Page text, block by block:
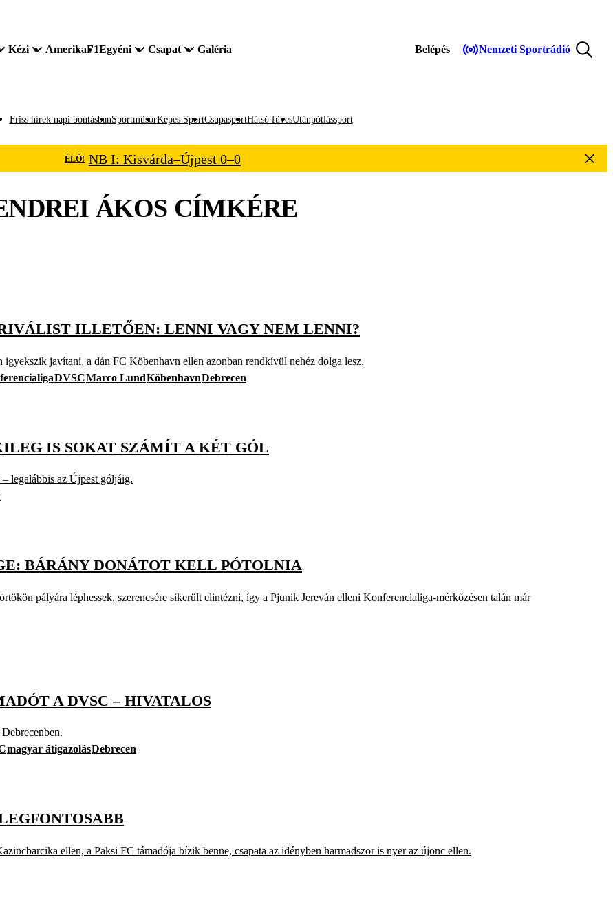
Kézi AmerikaF1Egyéni Csapat Galéria Belépés Nemzeti Sportrádió
Friss hírek napi bontásbanSportműsorKépes SportCsupasportHátsó füvesUtánpótlássport
ÉLŐ! NB I: Kisvárda–Újpest 0–0
ÁKOS CÍMKÉRE
ILLETŐEN: LENNI VAGY NEM LENNI?
javítani, a dán FC Köbenhavn ellen azonban rendkívül nehéz dolga lesz.
DVSCMarco LundKöbenhavnDebrecen
IS SOKAT SZÁMÍT A KÉT GÓL
legalábbis az Újpest góljáig.
BÁRÁNY DONÁTOT KELL PÓTOLNIA
pályára léphessek, szerencsére sikerült elintézni, így a Pjunik Jereván elleni Konferencialiga-mérkőzésen talán már
A DVSC – HIVATALOS
magyar átigazolásDebrecen
ellen, a Paksi FC támadója bízik benne, csapata az idényben harmadszor is nyer az újonc ellen.